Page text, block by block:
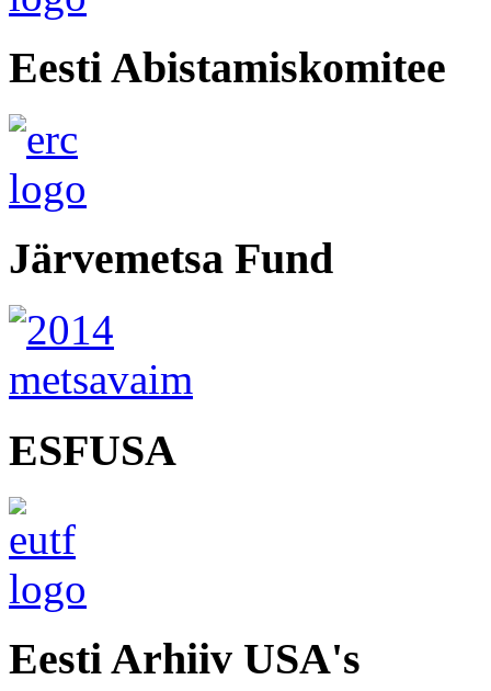
Eesti Abistamiskomitee
Järvemetsa Fund
ESFUSA
Eesti Arhiiv USA's